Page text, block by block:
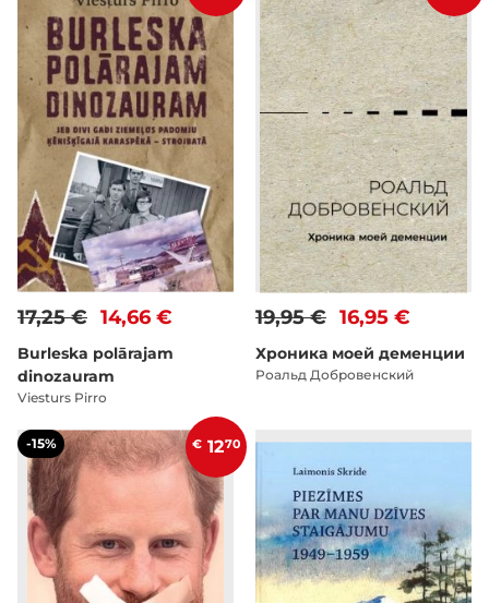
14,66 €
17,25 €
Burleska polārajam
dinozauram
Viesturs Pirro
16,95 €
19,95 €
Хроника моей деменции
Pоальд Добровенский
-15% € 1270